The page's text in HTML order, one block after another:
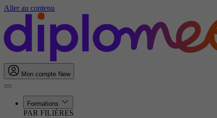
Aller au contenu
Mon compte New
Formations
PAR FILIÈRES